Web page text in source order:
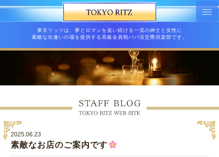
東京リッツは、夢とロマンを追い続ける一流の紳士と女性に
素敵な出逢いの場を提供する高級会員制パパ活交際倶楽部です。
2025.06.23
素敵なお店のご案内です